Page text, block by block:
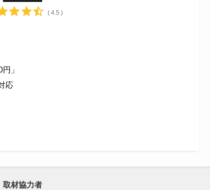
( 4.5 )
」
応
取材協力者